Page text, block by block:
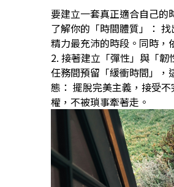
要建立一套真正適合自己的
了解你的「時間體質」：
精力最充沛的時段。同時，
2. 接著建立「彈性」與「
任務間預留「緩衝時間」，
態： 擺脫完美主義，接受
權，不被瑣事牽著走。